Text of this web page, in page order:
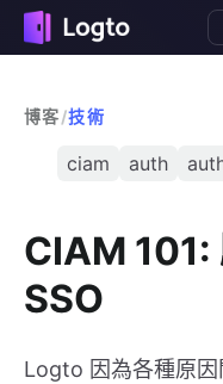
博客/技術
ciam auth
CIAM 101:
SSO
Logto 因為各種原